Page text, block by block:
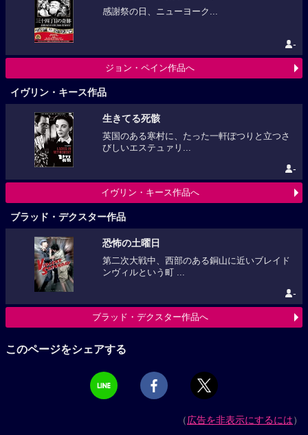
感謝祭の日、ニューヨーク...
-
ジョン・ペイン作品へ
イヴリン・キース作品
生きてる死骸
英国のある寒村に、たった一軒ぽつりと立つさ
びしいエステュァリ...
-
イヴリン・キース作品へ
ブラッド・デクスター作品
恐怖の土曜日
第二次大戦中、西部のある銅山に近いブレイド
ンヴィルという町 ...
-
ブラッド・デクスター作品へ
このページをシェアする
（広告を非表示にするには）